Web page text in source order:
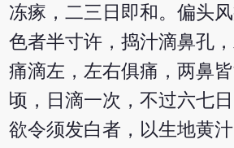
冻瘃，二三日即和。偏头
色者半寸许，捣汁滴鼻孔
痛滴左，左右俱痛，两鼻
顷，日滴一次，不过六七日
欲令须发白者，以生地黄